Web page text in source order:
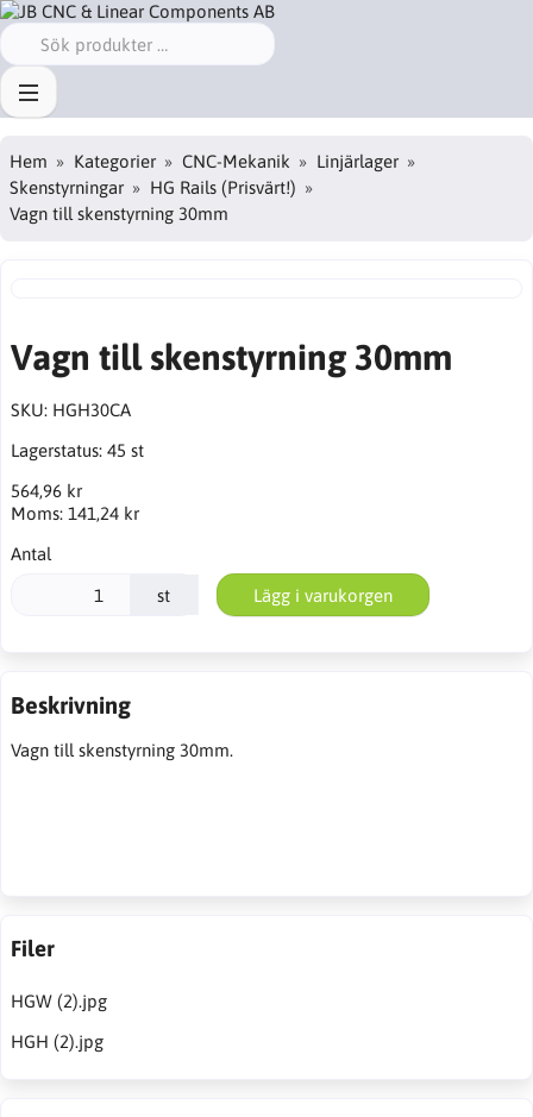
Hem Kategorier CNC-Mekanik
Linjärlager
Skenstyrningar
HG Rails (Prisvärt!)
Vagn till skenstyrning 30mm
Vagn till skenstyrning 30mm
SKU: HGH30CA
Lagerstatus: 45 st
564,96 kr
Moms: 141,24 kr
Antal
st Lägg i varukorgen
Beskrivning
Vagn till skenstyrning 30mm.
Filer
HGW (2).jpg
HGH (2).jpg